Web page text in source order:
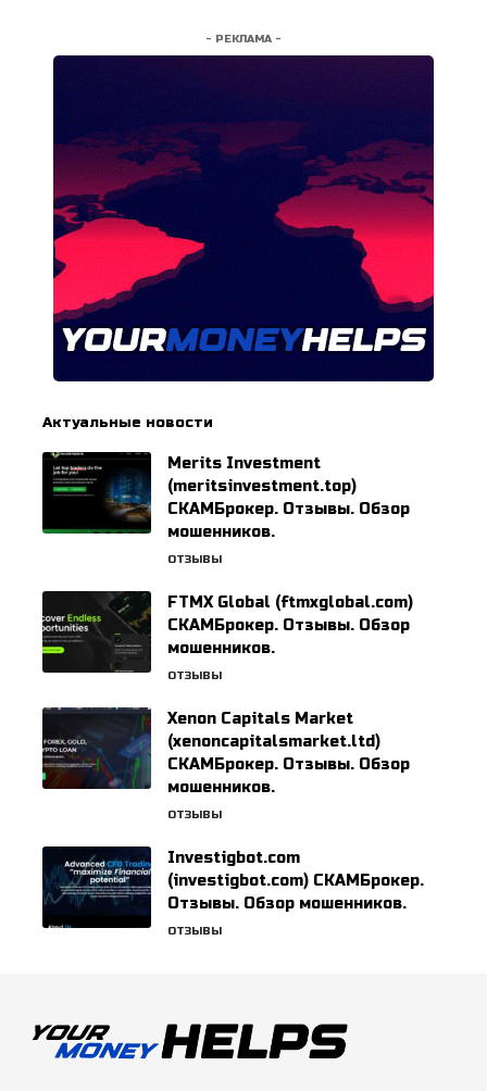
- РЕКЛАМА -
Актуальные новости
Merits Investment
(meritsinvestment.top)
СКАМБрокер. Отзывы. Обзор
мошенников.
ОТЗЫВЫ
FTMX Global (ftmxglobal.com)
СКАМБрокер. Отзывы. Обзор
мошенников.
ОТЗЫВЫ
Xenon Capitals Market
(xenoncapitalsmarket.ltd)
СКАМБрокер. Отзывы. Обзор
мошенников.
ОТЗЫВЫ
Investigbot.com
(investigbot.com) СКАМБрокер.
Отзывы. Обзор мошенников.
ОТЗЫВЫ